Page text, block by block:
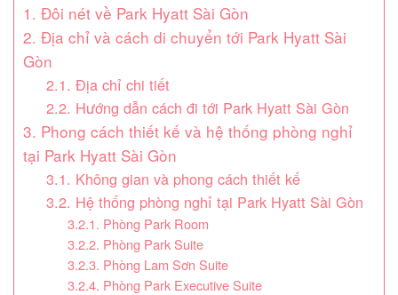
1. Đôi nét về Park Hyatt Sài Gòn
2. Địa chỉ và cách di chuyển tới Park Hyatt Sài
Gòn
2.1. Địa chỉ chi tiết
2.2. Hướng dẫn cách đi tới Park Hyatt Sài Gòn
3. Phong cách thiết kế và hệ thống phòng nghỉ
tại Park Hyatt Sài Gòn
3.1. Không gian và phong cách thiết kế
3.2. Hệ thống phòng nghỉ tại Park Hyatt Sài Gòn
3.2.1. Phòng Park Room
3.2.2. Phòng Park Suite
3.2.3. Phòng Lam Sơn Suite
3.2.4. Phòng Park Executive Suite